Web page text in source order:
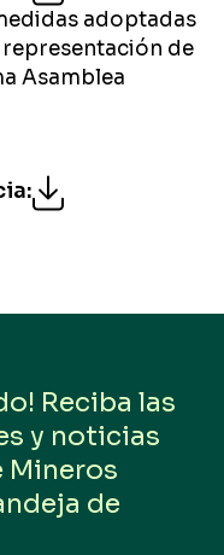
adoptadas
de
Asamblea
:
Reciba las
y noticias
Mineros
de